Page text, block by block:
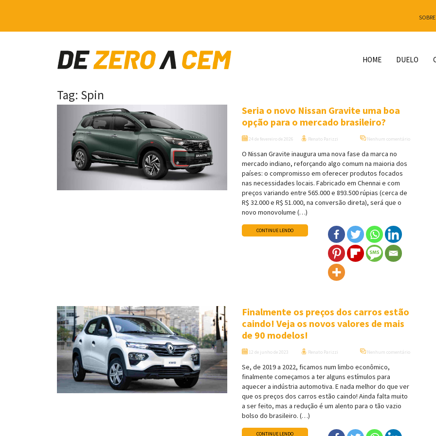
SOBRE
Main Navigation HOME DUELO
Tag: Spin
Seria o novo Nissan Gravite uma boa
opção para o mercado brasileiro?
24 de fevereiro de 2026 Renato Parizzi Nenhum comentário
O Nissan Gravite inaugura uma nova fase da marca no
mercado indiano, reforçando algo comum na maioria dos
países: o compromisso em oferecer produtos focados
nas necessidades locais. Fabricado em Chennai e com
preços variando entre 565.000 e 893.500 rúpias (cerca de
R$ 32.000 e R$ 51.000, na conversão direta), será que o
novo monovolume (…)
CONTINUE LENDO
Finalmente os preços dos carros estão
caindo! Veja os novos valores de mais
de 90 modelos!
12 de junho de 2023 Renato Parizzi Nenhum comentário
Se, de 2019 a 2022, ficamos num limbo econômico,
finalmente começamos a ter alguns estímulos para
aquecer a indústria automotiva. E nada melhor do que ver
que os preços dos carros estão caindo! Ainda falta muito
a ser feito, mas a redução é um alento para o tão vazio
bolso do brasileiro. (…)
CONTINUE LENDO